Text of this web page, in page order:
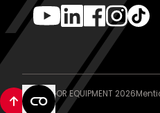
© VIGOR EQUIPMENT 2026